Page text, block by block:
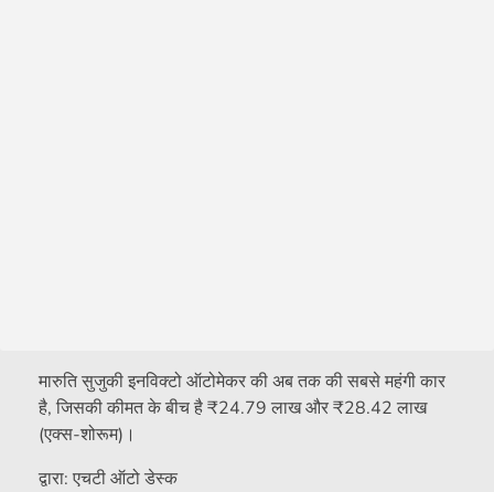
मारुति सुजुकी इनविक्टो ऑटोमेकर की अब तक की सबसे महंगी कार
है, जिसकी कीमत के बीच है₹24.79 लाख और₹28.42 लाख
(एक्स-शोरूम)।
द्वारा: एचटी ऑटो डेस्क